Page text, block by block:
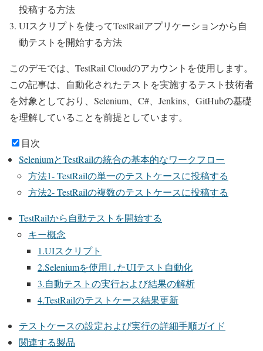
投稿する方法
UIスクリプトを使ってTestRailアプリケーションから自
動テストを開始する方法
このデモでは、TestRail Cloudのアカウントを使用します。
この記事は、自動化されたテストを実施するテスト技術者
を対象としており、Selenium、C#、Jenkins、GitHubの基礎
を理解していることを前提としています。
目次
SeleniumとTestRailの統合の基本的なワークフロー
方法1- TestRailの単一のテストケースに投稿する
方法2- TestRailの複数のテストケースに投稿する
TestRailから自動テストを開始する
キー概念
1.UIスクリプト
2.Seleniumを使用したUIテスト自動化
3.自動テストの実行および結果の解析
4.TestRailのテストケース結果更新
テストケースの設定および実行の詳細手順ガイド
関連する製品